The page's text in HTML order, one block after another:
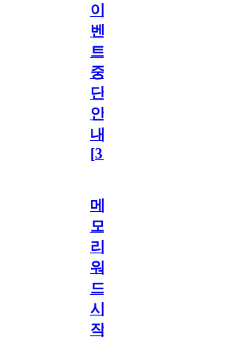
이
벤
트
중
단
안
내
[31
메
모
리
워
드
시
작